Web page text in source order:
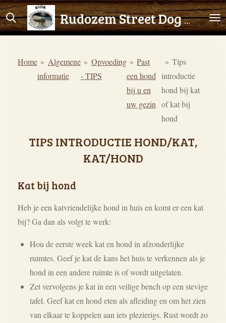
Ga
direct
hoofdinhoud
Rudozem Street Dog Rescue
Home » Algemene
informatie
» Opvoeding
- TIPS
» Past
een hond
bij u en
uw gezin
» Tips
introductie
hond bij kat
of kat bij
hond
TIPS INTRODUCTIE HOND/KAT,
KAT/HOND
Kat bij hond
Heb je een katvriendelijke hond in huis en komt er een kat
bij? Ga dan als volgt te werk:
Hou de eerste week kat en hond in afzonderlijke
ruimtes. Geef je kat de kans het huis te verkennen als je
hond in een andere ruimte is of wordt uitgelaten.
Zet vervolgens je kat in een veilige bench op een stevige
tafel. Geef kat en hond eten als afleiding en om het zien
van elkaar te koppelen aan iets plezierigs. Rust wordt zo